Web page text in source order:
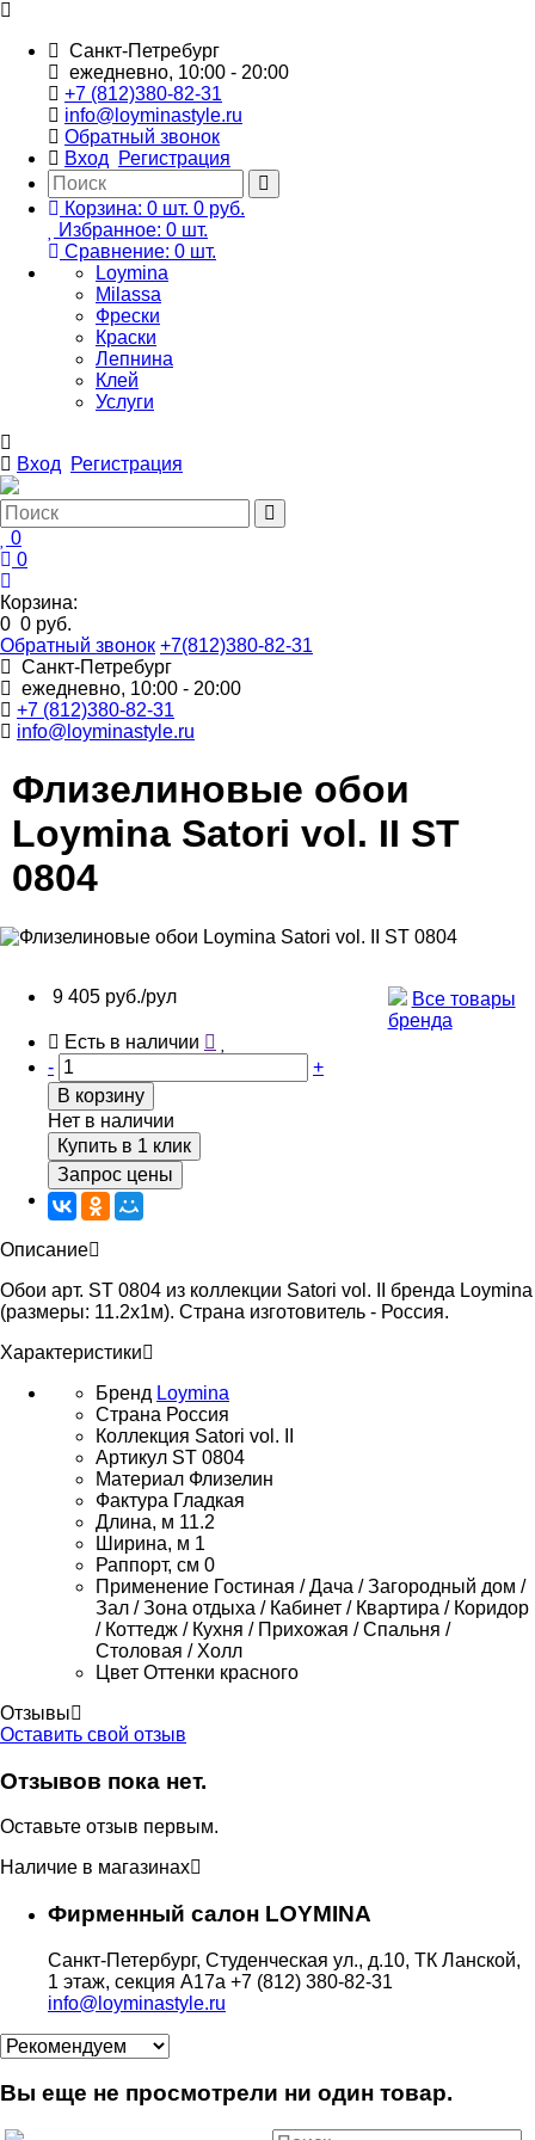
Санкт-Петребург
ежедневно, 10:00 - 20:00
+7 (812)380-82-31
info@loyminastyle.ru
Обратный звонок
Вход
Регистрация
Корзина: 0 шт. 0 руб.
Избранное: 0 шт.
Сравнение: 0 шт.
Loymina
Milassa
Фрески
Краски
Лепнина
Клей
Услуги
Вход Регистрация
0
0
Корзина:
0 0 руб.
Обратный звонок +7(812)380-82-31
Санкт-Петребург
ежедневно, 10:00 - 20:00
+7 (812)380-82-31
info@loyminastyle.ru
Флизелиновые обои
Loymina Satori vol. II ST
0804
9 405 руб./рул
Все товары
бренда
Есть в наличии
-
+
В корзину
Нет в наличии
Купить в 1 клик
Запрос цены
Описание
Обои арт. ST 0804 из коллекции Satori vol. II бренда Loymina
(размеры: 11.2х1м). Страна изготовитель - Россия.
Характеристики
Бренд Loymina
Страна Россия
Коллекция Satori vol. II
Артикул ST 0804
Материал Флизелин
Фактура Гладкая
Длина, м 11.2
Ширина, м 1
Раппорт, см 0
Применение Гостиная / Дача / Загородный дом /
Зал / Зона отдыха / Кабинет / Квартира / Коридор
/ Коттедж / Кухня / Прихожая / Спальня /
Столовая / Холл
Цвет Оттенки красного
Отзывы
Оставить свой отзыв
Отзывов пока нет.
Оставьте отзыв первым.
Наличие в магазинах
Фирменный салон LOYMINA
Санкт-Петербург, Студенческая ул., д.10, ТК Ланской,
1 этаж, секция А17а +7 (812) 380-82-31
info@loyminastyle.ru
Вы еще не просмотрели ни один товар.